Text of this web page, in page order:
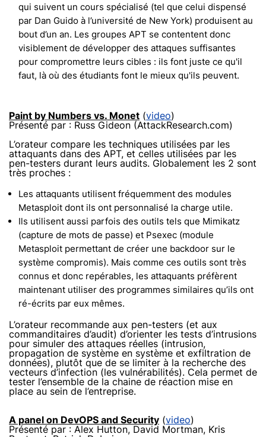
qui suivent un cours spécialisé (tel que celui dispensé
par Dan Guido à l’université de New York) produisent au
bout d’un an. Les groupes APT se contentent donc
visiblement de développer des attaques suffisantes
pour compromettre leurs cibles : ils font juste ce qu'il
faut, là où des étudiants font le mieux qu'ils peuvent.
Paint by Numbers vs. Monet (video)
Présenté par : Russ Gideon (AttackResearch.com)
L’orateur compare les techniques utilisées par les
attaquants dans des APT, et celles utilisées par les
pen-testers durant leurs audits. Globalement les 2 sont
très proches :
Les attaquants utilisent fréquemment des modules
Metasploit dont ils ont personnalisé la charge utile.
Ils utilisent aussi parfois des outils tels que Mimikatz
(capture de mots de passe) et Psexec (module
Metasploit permettant de créer une backdoor sur le
système compromis). Mais comme ces outils sont très
connus et donc repérables, les attaquants préfèrent
maintenant utiliser des programmes similaires qu’ils ont
ré-écrits par eux mêmes.
L’orateur recommande aux pen-testers (et aux
commanditaires d’audit) d’orienter les tests d’intrusions
pour simuler des attaques réelles (intrusion,
propagation de système en système et exfiltration de
données), plutôt que de se limiter à la recherche des
vecteurs d’infection (les vulnérabilités). Cela permet de
tester l’ensemble de la chaine de réaction mise en
place au sein de l’entreprise.
A panel on DevOPS and Security (video)
Présenté par : Alex Hutton, David Mortman, Kris